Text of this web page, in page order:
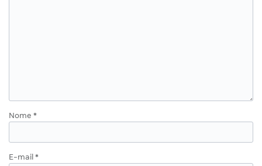
Nome *
E-mail *